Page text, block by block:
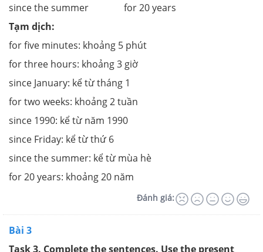
since the summer for 20 years
Tạm dịch:
for five minutes: khoảng 5 phút
for three hours: khoảng 3 giờ
since January: kể từ tháng 1
for two weeks: khoảng 2 tuần
since 1990: kể từ năm 1990
since Friday: kể từ thứ 6
since the summer: kể từ mùa hè
for 20 years: khoảng 20 năm
Đánh giá:
Bài 3
Task 3. Complete the sentences. Use the present